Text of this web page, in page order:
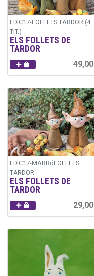
EDIC17-FOLLETS TARDOR (4
TIT.)
ELS FOLLETS DE
TARDOR
EDIC17-MARRóFOLLETS
TARDOR
ELS FOLLETS DE
TARDOR